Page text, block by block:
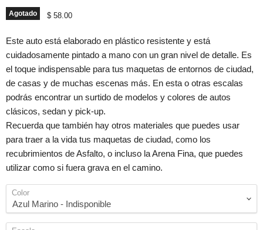
Agotado Precio actual
$ 58.00
Este auto está elaborado en plástico resistente y está
cuidadosamente pintado a mano con un gran nivel de detalle. Es
el toque indispensable para tus maquetas de entornos de ciudad,
de casas y de muchas escenas más. En esta o otras escalas
podrás encontrar un surtido de modelos y colores de autos
clásicos, sedan y pick-up.
Recuerda que también hay otros materiales que puedes usar
para traer a la vida tus maquetas de ciudad, como los
recubrimientos de Asfalto, o incluso la Arena Fina, que puedes
utilizar como si fuera grava en el camino.
Color